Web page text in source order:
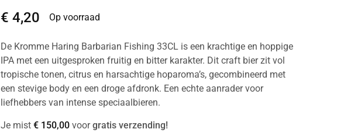
€ 4,20 Op voorraad
De Kromme Haring Barbarian Fishing 33CL is een krachtige en hoppige
IPA met een uitgesproken fruitig en bitter karakter. Dit craft bier zit vol
tropische tonen, citrus en harsachtige hoparoma’s, gecombineerd met
een stevige body en een droge afdronk. Een echte aanrader voor
liefhebbers van intense speciaalbieren.
Je mist €150,00voorgratis verzending!